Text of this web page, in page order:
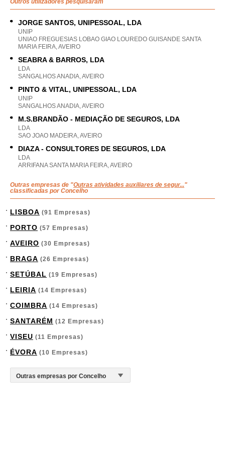
Outros utilizadores pesquisaram
JORGE SANTOS, UNIPESSOAL, LDA
UNIP
UNIAO FREGUESIAS LOBAO GIAO LOUREDO GUISANDE SANTA
MARIA FEIRA, AVEIRO
SEABRA & BARROS, LDA
LDA
SANGALHOS ANADIA, AVEIRO
PINTO & VITAL, UNIPESSOAL, LDA
UNIP
SANGALHOS ANADIA, AVEIRO
M.S.BRANDÃO - MEDIAÇÃO DE SEGUROS, LDA
LDA
SAO JOAO MADEIRA, AVEIRO
DIAZA - CONSULTORES DE SEGUROS, LDA
LDA
ARRIFANA SANTA MARIA FEIRA, AVEIRO
Outras empresas de "Outras atividades auxiliares de segur..."
classificadas por Concelho
LISBOA (91 Empresas)
PORTO (57 Empresas)
AVEIRO (30 Empresas)
BRAGA (26 Empresas)
SETÚBAL (19 Empresas)
LEIRIA (14 Empresas)
COIMBRA (14 Empresas)
SANTARÉM (12 Empresas)
VISEU (11 Empresas)
ÉVORA (10 Empresas)